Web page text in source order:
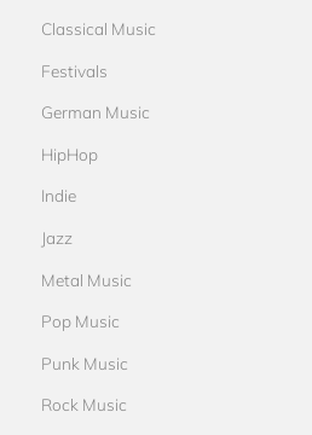
Classical Music
Festivals
German Music
HipHop
Indie
Jazz
Metal Music
Pop Music
Punk Music
Rock Music